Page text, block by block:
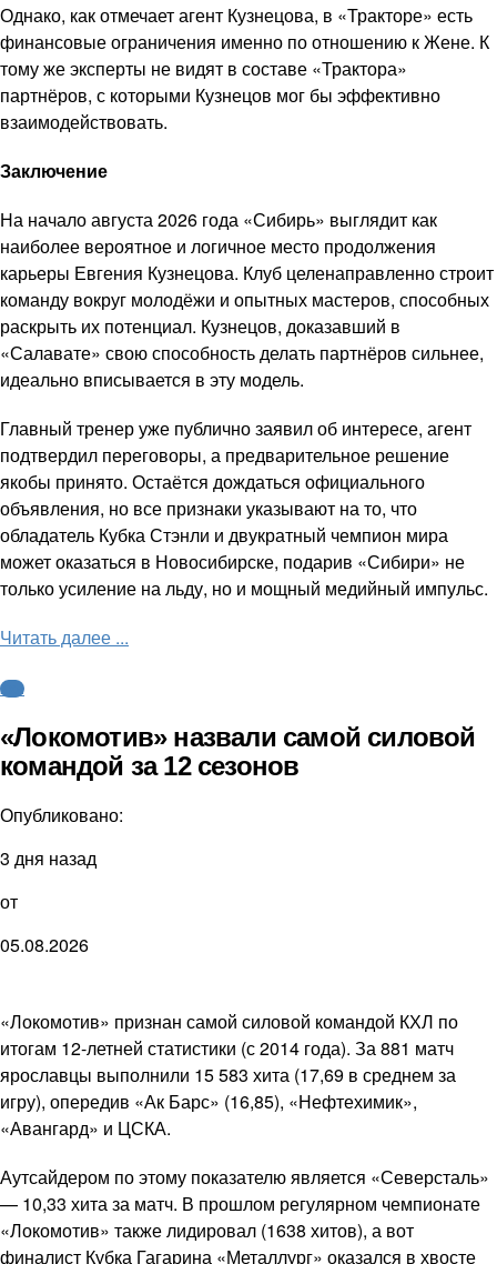
Однако, как отмечает агент Кузнецова, в «Тракторе» есть
финансовые ограничения именно по отношению к Жене. К
тому же эксперты не видят в составе «Трактора»
партнёров, с которыми Кузнецов мог бы эффективно
взаимодействовать.
Заключение
На начало августа 2026 года «Сибирь» выглядит как
наиболее вероятное и логичное место продолжения
карьеры Евгения Кузнецова. Клуб целенаправленно строит
команду вокруг молодёжи и опытных мастеров, способных
раскрыть их потенциал. Кузнецов, доказавший в
«Салавате» свою способность делать партнёров сильнее,
идеально вписывается в эту модель.
Главный тренер уже публично заявил об интересе, агент
подтвердил переговоры, а предварительное решение
якобы принято. Остаётся дождаться официального
объявления, но все признаки указывают на то, что
обладатель Кубка Стэнли и двукратный чемпион мира
может оказаться в Новосибирске, подарив «Сибири» не
только усиление на льду, но и мощный медийный импульс.
Читать далее ...
КХЛ
«Локомотив» назвали самой силовой
командой за 12 сезонов
Опубликовано:
3 дня назад
от
05.08.2026
«Локомотив» признан самой силовой командой КХЛ по
итогам 12-летней статистики (с 2014 года). За 881 матч
ярославцы выполнили 15 583 хита (17,69 в среднем за
игру), опередив «Ак Барс» (16,85), «Нефтехимик»,
«Авангард» и ЦСКА.
Аутсайдером по этому показателю является «Северсталь»
— 10,33 хита за матч. В прошлом регулярном чемпионате
«Локомотив» также лидировал (1638 хитов), а вот
финалист Кубка Гагарина «Металлург» оказался в хвосте